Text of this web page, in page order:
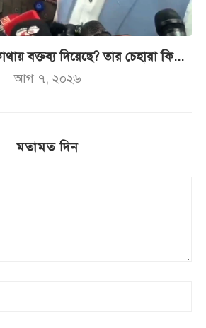
বক্তব্য দিয়েছে? তার চেহারা কি...
আগ ৭, ২০২৬
মতামত দিন